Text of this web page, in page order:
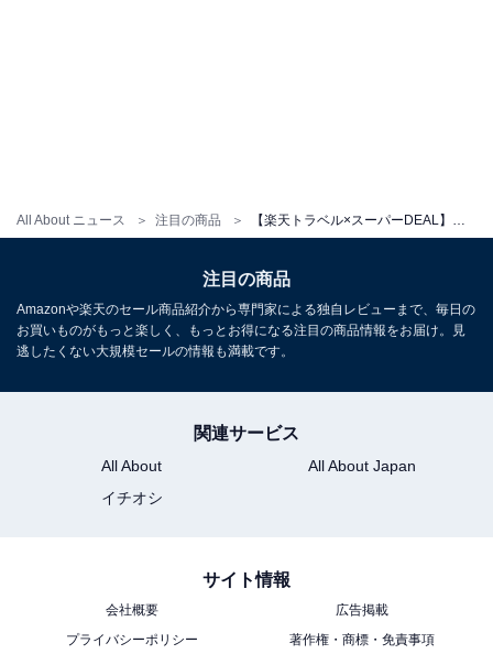
All About ニュース 注目の商品
注目の商品
Amazonや楽天のセール商品紹介から専門家による独自レビューまで、毎日の
お買いものがもっと楽しく、もっとお得になる注目の商品情報をお届け。見
逃したくない大規模セールの情報も満載です。
関連サービス
All About
All About Japan
イチオシ
サイト情報
会社概要
広告掲載
プライバシーポリシー
著作権・商標・免責事項